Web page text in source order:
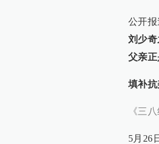
公开
刘少
父亲
填补
《三
5月26